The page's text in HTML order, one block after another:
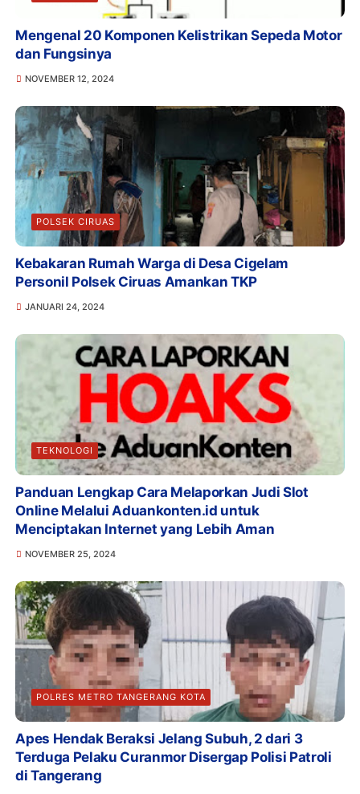
Mengenal 20 Komponen Kelistrikan Sepeda Motor
dan Fungsinya
NOVEMBER 12, 2024
POLSEK CIRUAS
Kebakaran Rumah Warga di Desa Cigelam
Personil Polsek Ciruas Amankan TKP
JANUARI 24, 2024
TEKNOLOGI
Panduan Lengkap Cara Melaporkan Judi Slot
Online Melalui Aduankonten.id untuk
Menciptakan Internet yang Lebih Aman
NOVEMBER 25, 2024
POLRES METRO TANGERANG KOTA
Apes Hendak Beraksi Jelang Subuh, 2 dari 3
Terduga Pelaku Curanmor Disergap Polisi Patroli
di Tangerang